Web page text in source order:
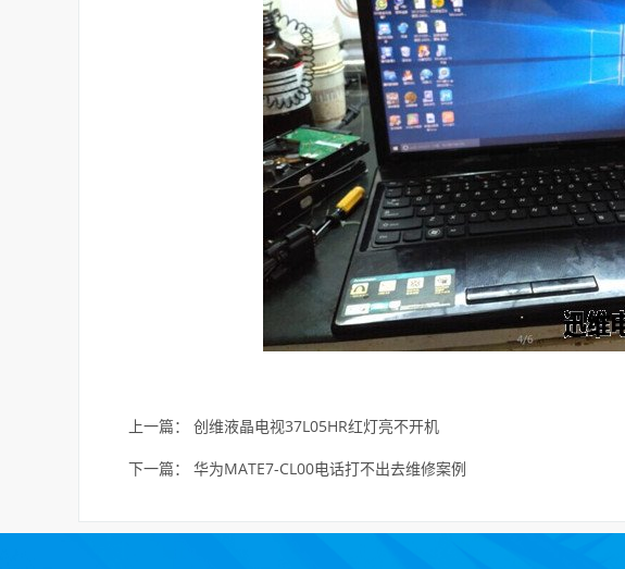
上一篇： 创维液晶电视37L05HR红灯亮不开机
下一篇： 华为MATE7-CL00电话打不出去维修案例